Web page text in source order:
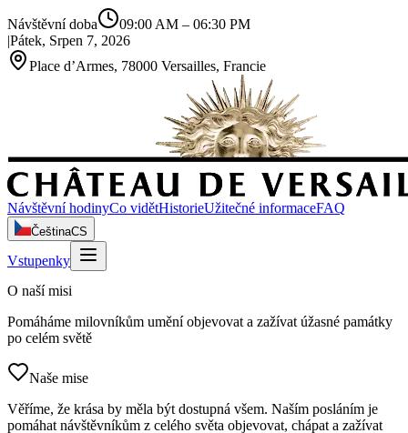
Návštěvní doba 09:00 AM – 06:30 PM
|Pátek, Srpen 7, 2026
Place d’Armes, 78000 Versailles, Francie
Návštěvní hodinyCo vidětHistorieUžitečné informaceFAQ
ČeštinaCS
Vstupenky
O naší misi
Pomáháme milovníkům umění objevovat a zažívat úžasné památky
po celém světě
Naše mise
Věříme, že krása by měla být dostupná všem. Naším posláním je
pomáhat návštěvníkům z celého světa objevovat, chápat a zažívat